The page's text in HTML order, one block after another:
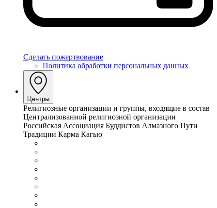
Сделать пожертвование
Политика обработки персональных данных
Центры
Религиозные организации и группы, входящие в состав
Централизованной религиозной организации
Российская Ассоциация Буддистов Алмазного Пути
Традиции Карма Кагью